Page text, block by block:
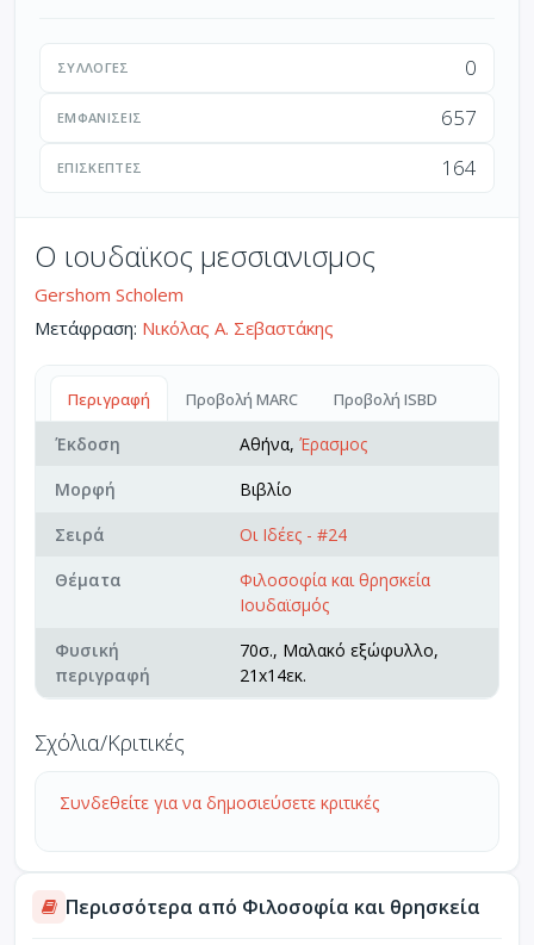
ΣΥΛΛΟΓΈΣ 0
ΕΜΦΑΝΊΣΕΙΣ 657
ΕΠΙΣΚΈΠΤΕΣ 164
Ο ιουδαϊκος μεσσιανισμος
Gershom Scholem
Μετάφραση: Νικόλας Α. Σεβαστάκης
Περιγραφή Προβολή MARC Προβολή ISBD
Έκδοση Αθήνα, Έρασμος
Μορφή
Βιβλίο
Σειρά
Οι Ιδέες - #24
Θέματα
Φιλοσοφία και θρησκεία
Ιουδαϊσμός
Φυσική
περιγραφή
70σ., Μαλακό εξώφυλλο,
21x14εκ.
Σχόλια/Κριτικές
Συνδεθείτε για να δημοσιεύσετε κριτικές
Περισσότερα από Φιλοσοφία και θρησκεία